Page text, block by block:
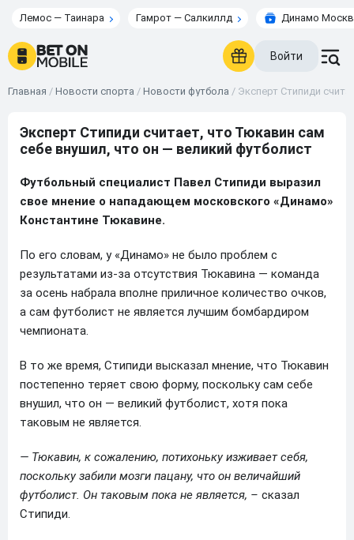
Лемос — Таинара Гамрот — Салкиллд Динамо
Войти
Главная / Новости спорта / Новости футбола / Эксперт Стипиди
Эксперт Стипиди считает, что Тюкавин сам
себе внушил, что он — великий футболист
Футбольный специалист Павел Стипиди выразил
свое мнение о нападающем московского «Динамо»
Константине Тюкавине.
По его словам, у «Динамо» не было проблем с
результатами из-за отсутствия Тюкавина — команда
за осень набрала вполне приличное количество очков,
а сам футболист не является лучшим бомбардиром
чемпионата.
В то же время, Стипиди высказал мнение, что Тюкавин
постепенно теряет свою форму, поскольку сам себе
внушил, что он — великий футболист, хотя пока
таковым не является.
— Тюкавин, к сожалению, потихоньку изживает себя,
поскольку забили мозги пацану, что он величайший
футболист. Он таковым пока не является, – сказал
Стипиди.